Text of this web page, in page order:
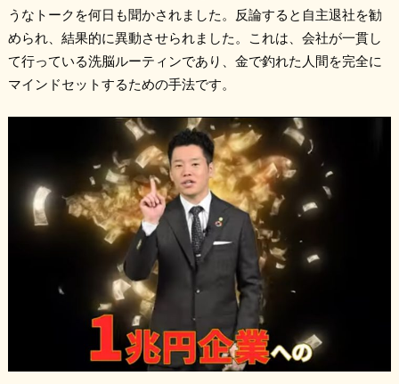
うなトークを何日も聞かされました。反論すると自主退社を勧
められ、結果的に異動させられました。これは、会社が一貫し
て行っている洗脳ルーティンであり、金で釣れた人間を完全に
マインドセットするための手法です。